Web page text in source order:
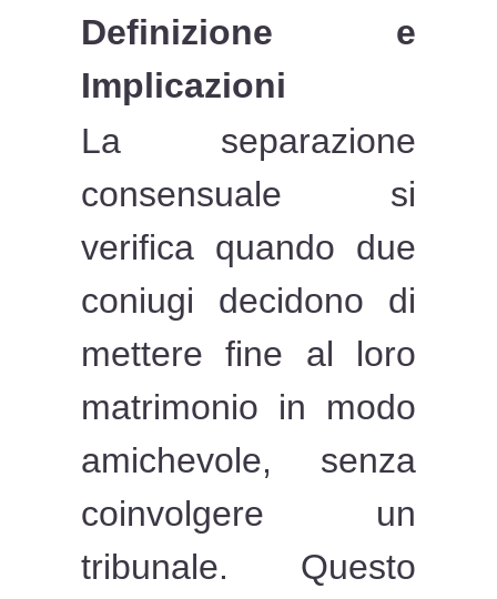
Definizione e
Implicazioni
La separazione
consensuale si
verifica quando due
coniugi decidono di
mettere fine al loro
matrimonio in modo
amichevole, senza
coinvolgere un
tribunale. Questo